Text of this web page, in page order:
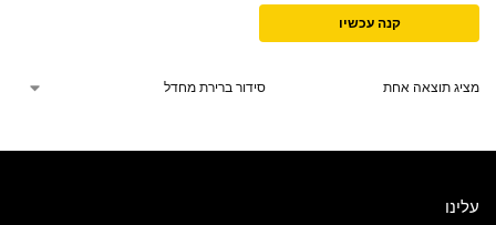
קנה עכשיו
מציג תוצאה אחת
עלינו